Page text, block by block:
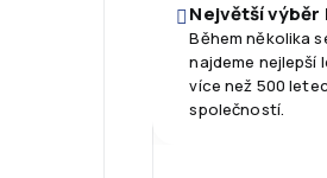
Největší výběr
Během několika
najdeme nejlepší
více než 500
společností.